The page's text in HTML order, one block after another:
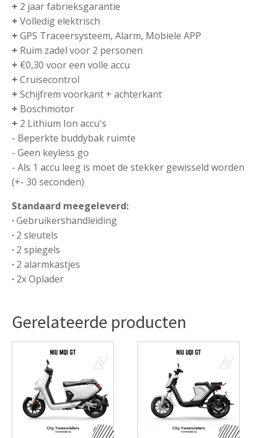
+ 2 jaar fabrieksgarantie
+ Volledig elektrisch
+ GPS Traceersysteem, Alarm, Mobiele APP
+ Ruim zadel voor 2 personen
+ €0,30 voor een volle accu
+ Cruisecontrol
+ Schijfrem voorkant + achterkant
+ Boschmotor
+ 2 Lithium Ion accu's
- Beperkte buddybak ruimte
- Geen keyless go
- Als 1 accu leeg is moet de stekker gewisseld worden
(+- 30 seconden)
Standaard meegeleverd:
·Gebruikershandleiding
· 2 sleutels
· 2 spiegels
· 2 alarmkastjes
· 2x Oplader
Gerelateerde producten
meerdere
variaties.
Deze